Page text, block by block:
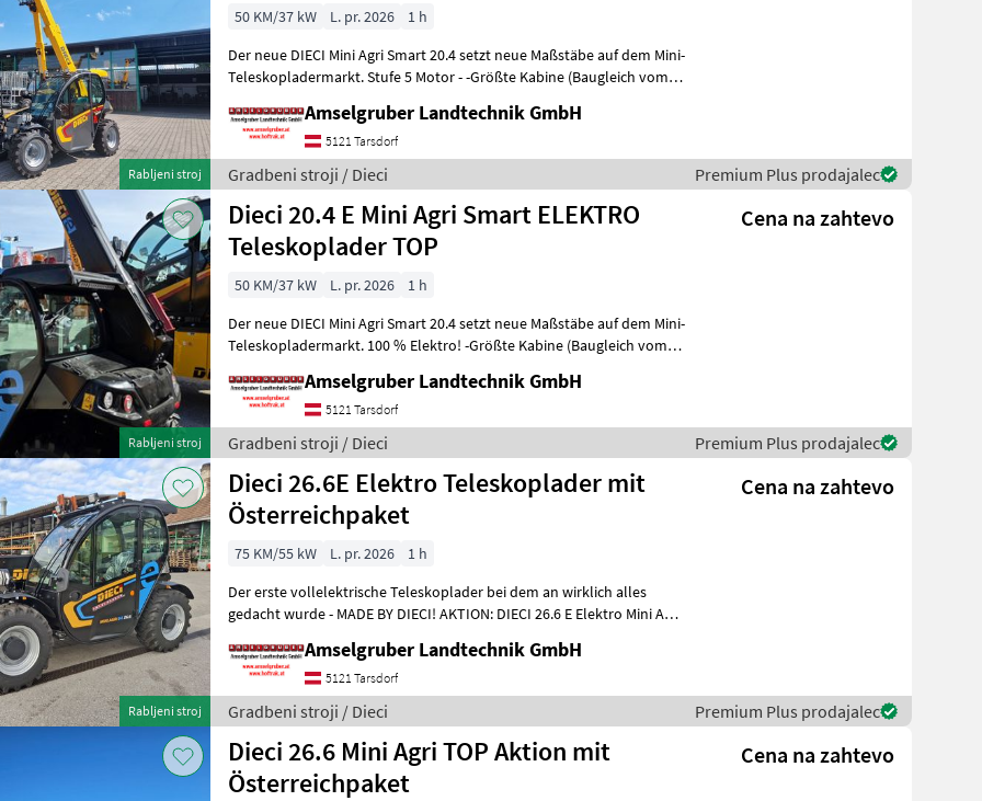
Rabljeni stroj
50 KM/37 kW L. pr. 2026
1 h
Der neue DIECI Mini Agri Smart 20.4 setzt neue Maßstäbe auf dem Mini-
Teleskopladermarkt. Stufe 5 Motor - -Größte Kabine (Baugleich vom
Amselgruber Landtechnik GmbH
5121 Tarsdorf
Gradbeni stroji / Dieci Premium Plus prodajalec
Rabljeni stroj
Dieci 20.4 E Mini Agri Smart ELEKTRO
Teleskoplader TOP
Cena na zahtevo
50 KM/37 kW L. pr. 2026
1 h
Der neue DIECI Mini Agri Smart 20.4 setzt neue Maßstäbe auf dem Mini-
Teleskopladermarkt. 100 % Elektro! -Größte Kabine (Baugleich vom
Amselgruber Landtechnik GmbH
5121 Tarsdorf
Gradbeni stroji / Dieci Premium Plus prodajalec
Rabljeni stroj
Dieci 26.6E Elektro Teleskoplader mit
Österreichpaket
Cena na zahtevo
75 KM/55 kW L. pr. 2026
1 h
Der erste vollelektrische Teleskoplader bei dem an wirklich alles
gedacht wurde - MADE BY DIECI! AKTION: DIECI 26.6 E Elektro Mini Agri
Amselgruber Landtechnik GmbH
5121 Tarsdorf
Gradbeni stroji / Dieci Premium Plus prodajalec
Dieci 26.6 Mini Agri TOP Aktion mit
Österreichpaket
Cena na zahtevo